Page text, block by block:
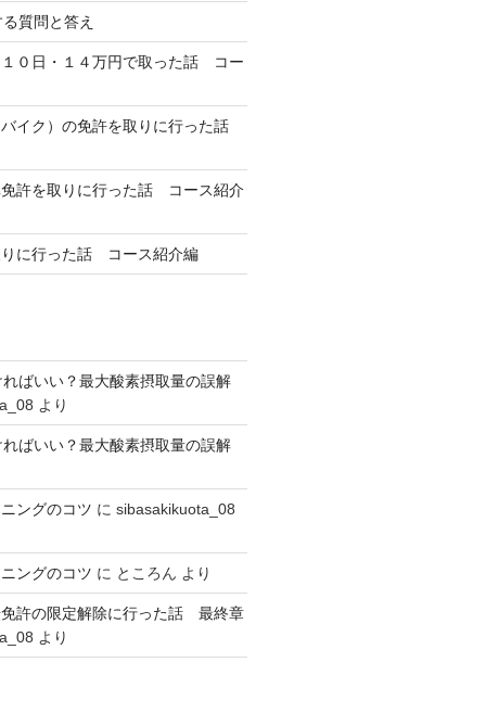
質問と答え
０日・１４万円で取った話 コー
イク）の免許を取りに行った話
許を取りに行った話 コース紹介
に行った話 コース紹介編
ばいい？最大酸素摂取量の誤解
より
ばいい？最大酸素摂取量の誤解
ングのコツ に sibasakikuota_08
ングのコツ に ところん より
許の限定解除に行った話 最終章
より